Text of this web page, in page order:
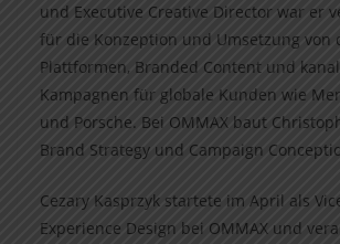
und Executive Creative Director war er
für die Konzeption und Umsetzung von
Plattformen, Branded Content und
Kampagnen für globale Kunden wie
und Porsche. Bei OMMAX baut
Brand Strategy und Campaign
Cezary Kasprzyk startete im April als
Experience Design bei OMMAX und